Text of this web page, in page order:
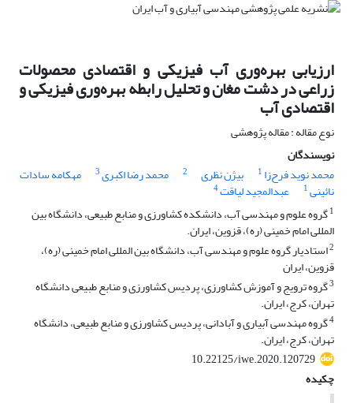
ارزیابی بهره‌وری آب فیزیکی و اقتصادی محصولات
زراعی در دشت مغان و تحلیل رابطه بهره‌وری فیزیکی و
اقتصادی آب
نوع مقاله : مقاله پژوهشی
نویسندگان
محمد نوید فرح‌زا 1 بیژن نظری 2 محمد رضا اکبری3 مهکامه سادات
نائینی1 عبدالمجید لیاقت4
1گروه علوم و مهندسی آب، دانشکده کشاورزی و منابع طبیعی، دانشگاه بین
المللی امام خمینی (ره)، قزوین، ایران.
2استادیار گروه علوم و مهندسی آب، دانشگاه بین المللی امام خمینی (ره)،
قزوین، ایران
3گروه ترویج و آموزش کشاورزی، پردیس کشاورزی و منابع طبیعی دانشگاه
تهران، کرج، ایران.
4گروه مهندسی آبیاری و آبادانی، پردیس کشاورزی و منابع طبیعی، دانشگاه
تهران، کرج، ایران.
10.22125/iwe.2020.120729
چکیده